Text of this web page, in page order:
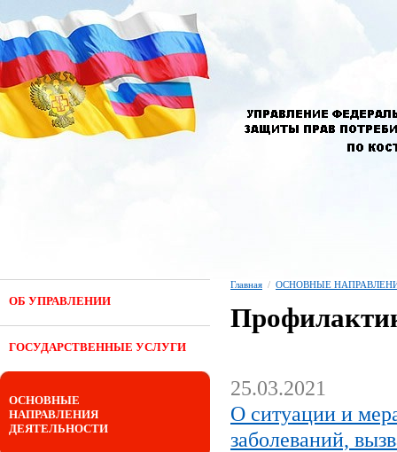
ОБ УПРАВЛЕНИИ
ГОСУДАРСТВЕННЫЕ УСЛУГИ
ОСНОВНЫЕ
НАПРАВЛЕНИЯ
ДЕЯТЕЛЬНОСТИ
Главная / ОСНОВНЫЕ
25.03.2021
О ситуации и
заболеваний,